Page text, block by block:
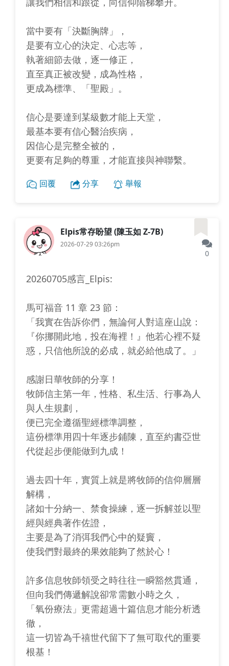
當中要有「決斷胸牌」，
是要有立心的決定、心志等，
執著細節去做，逐一修正，
直至真正被改變，成為性格，
更成為標準、「聖殿」。
信心是要達到某級數才能上天堂，
最基本要有信心醫治疾病，
因信心是完整全被的，
更要有足夠的尊重，才能直接與神聯繫。
回覆 分享 舉報
Elpis常存盼望 (陳玉如 Z-7B)
2026-07-29 03:26pm
0
20260705感言_Elpis:
馬可福音 11 章 23 節：
「我實在告訴你們，無論何人對這座山說：
『你挪開此地，投在海裡！』他若心裡不疑
惑，只信他所說的必成，就必給他成了。」
感謝日華牧師的分享！
牧師信主第一年，性格、私生活、行事為人
與人生規劃，
便已完全遵循聖經標準調整，
這份標準用四十年逐步鋪陳，直至約書亞世
代從起步便能做到九成！
過去四十年，實質上就是將牧師的信仰層層
解構，
諸如十分納一、禁食操練，逐一拆解並以聖
經與經典著作佐證，
主要是為了消弭我們心中的疑竇，
使我們對最終的果效能夠了然於心！
許多信息牧師領受之時往往一瞬豁然貫通，
但向我們傳遞解說卻常需數小時之久，
「氧份療法」更需超過十篇信息才能分析透
徹，
這一切皆為千禧世代留下了無可取代的重要
根基！